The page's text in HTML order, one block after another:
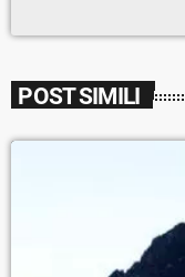
POST SIMILI